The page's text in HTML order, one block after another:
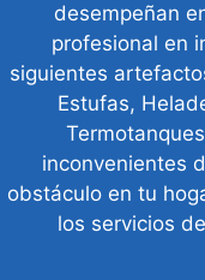
desempeñan
profesional en
siguientes
Estufas,
inconvenientes
obstáculo en tu
los servicios